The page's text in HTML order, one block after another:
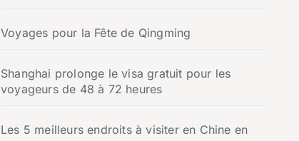
Voyages pour la Fête de Qingming
Shanghai prolonge le visa gratuit pour les
voyageurs de 48 à 72 heures
Les 5 meilleurs endroits à visiter en Chine en